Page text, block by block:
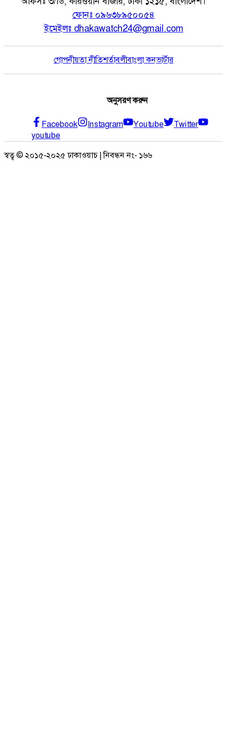
ফোনঃ ০৯৬৩৮৯৫০০৫৪
ইমেইলঃ dhakawatch24@gmail.com
গোপনীয়তা নীতিশর্তাবলীবাংলা কনভার্টার
অনুসরণ করুন
Facebook Instagram Youtube
Twitter
youtube
স্বত্ব © ২০১৫-২০২৫ ঢাকাওয়াচ | নিবন্ধন নং- ১৬৬